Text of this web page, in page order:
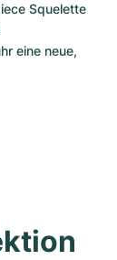
Squelette
eine neue,